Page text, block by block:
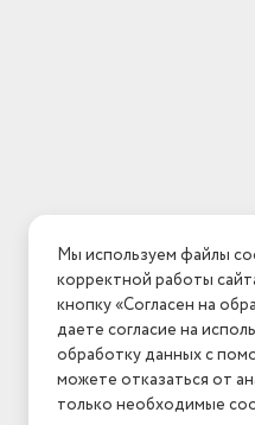
Мы используем файлы
корректной работы
кнопку «Согласен на
даете согласие на
обработку данных с
можете отказаться от
только необходимые